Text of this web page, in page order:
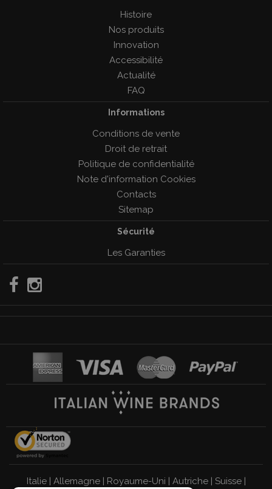
Histoire
Nos produits
Innovation
Accessibilité
Actualité
FAQ
Informations
Conditions de vente
Droit de retrait
Politique de confidentialité
Note d'information Cookies
Contacts
Sitemap
Sécurité
Les Garanties
Italie| Allemagne| Royaume-Uni | Autriche| Suisse|